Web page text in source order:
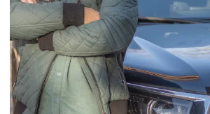
Heeft een (actieve) onderneming,